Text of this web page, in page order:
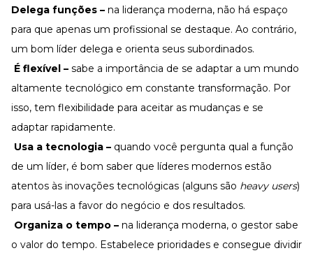
Delega funções – na liderança moderna, não há espaço
para que apenas um profissional se destaque. Ao contrário,
um bom líder delega e orienta seus subordinados.
É flexível – sabe a importância de se adaptar a um mundo
altamente tecnológico em constante transformação. Por
isso, tem flexibilidade para aceitar as mudanças e se
adaptar rapidamente.
Usa a tecnologia – quando você pergunta qual a função
de um líder, é bom saber que líderes modernos estão
atentos às inovações tecnológicas (alguns são heavy users)
para usá-las a favor do negócio e dos resultados.
Organiza o tempo – na liderança moderna, o gestor sabe
o valor do tempo. Estabelece prioridades e consegue dividir